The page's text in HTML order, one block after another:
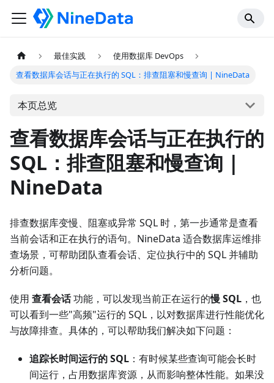
最佳实践
使用数据库 DevOps
查看数据库会话与正在执行的 SQL：排查阻塞和慢查询 | NineData
本页总览
查看数据库会话与正在执行的
SQL：排查阻塞和慢查询 |
NineData
排查数据库变慢、阻塞或异常 SQL 时，第一步通常是查看
当前会话和正在执行的语句。NineData 适合数据库运维排
查场景，可帮助团队查看会话、定位执行中的 SQL 并辅助
分析问题。
使用 查看会话功能，可以发现当前正在运行的慢 SQL ，也
可以看到一些"高频"运行的 SQL，以对数据库进行性能优化
与故障排查。具体的，可以帮助我们解决如下问题：
追踪长时间运行的 SQL ：有时候某些查询可能会长时
间运行，占用数据库资源，从而影响整体性能。如果没